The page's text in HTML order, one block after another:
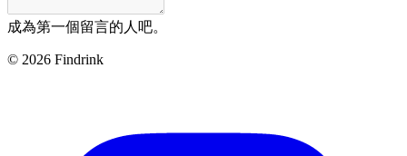
成為第一個留言的人吧。
© 2026 Findrink